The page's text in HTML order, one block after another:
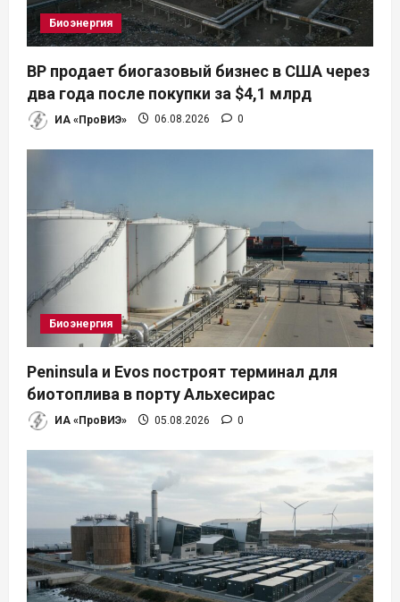
а
п
и
с
м
Биоэнергия
BP продает биогазовый бизнес в США через
два года после покупки за $4,1 млрд
ИА «ПроВИЭ» 06.08.2026 0
Биоэнергия
Peninsula и Evos построят терминал для
биотоплива в порту Альхесирас
ИА «ПроВИЭ» 05.08.2026 0